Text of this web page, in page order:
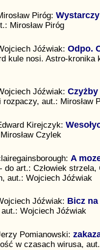
Piróg:
Mirosław Piróg
Jóźwiak: Odpo.
kule nosi. Astro-kronika
Jóźwiak: Czyżby
aut.: Mirosław
Kirejczyk:
Czylek
A
- do art.: Człowiek
aut.: Wojciech Jóźwiak
Jóźwiak: Bicz
Wojciech Jóźwiak
Pomianowski:
w czasach wirusa,